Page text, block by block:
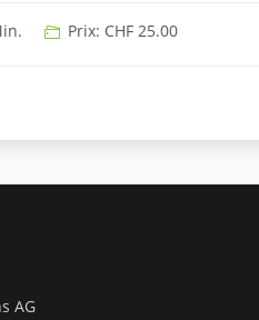
Prix: CHF 25.00
AG